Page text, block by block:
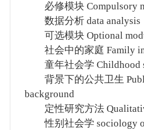
必修模块 Compulsory
数据分析 data analysis
可选模块 Optional
社会中的家庭 Family in
童年社会学 Childhood
背景下的公共卫生
background
定性研究方法
性别社会学 sociology